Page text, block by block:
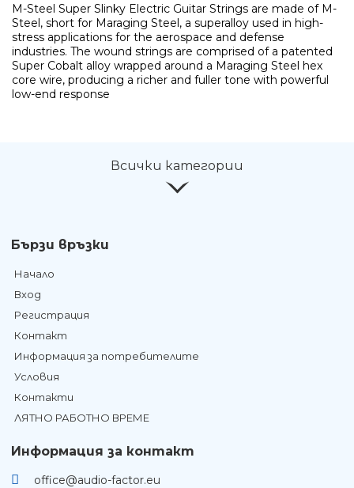
Ние ще се свържем с вас в
M-Steel Super Slinky Electric Guitar Strings are made of M-
Steel, short for Maraging Steel, a superalloy used in high-
stress applications for the aerospace and defense
industries. The wound strings are comprised of a patented
Super Cobalt alloy wrapped around a Maraging Steel hex
core wire, producing a richer and fuller tone with powerful
low-end response
Всички категории
Бързи връзки
Начало
Вход
Регистрация
Контакт
Информация за потребителите
Условия
Контакти
ЛЯТНО РАБОТНО ВРЕМЕ
Информация за контакт
office@audio-factor.eu